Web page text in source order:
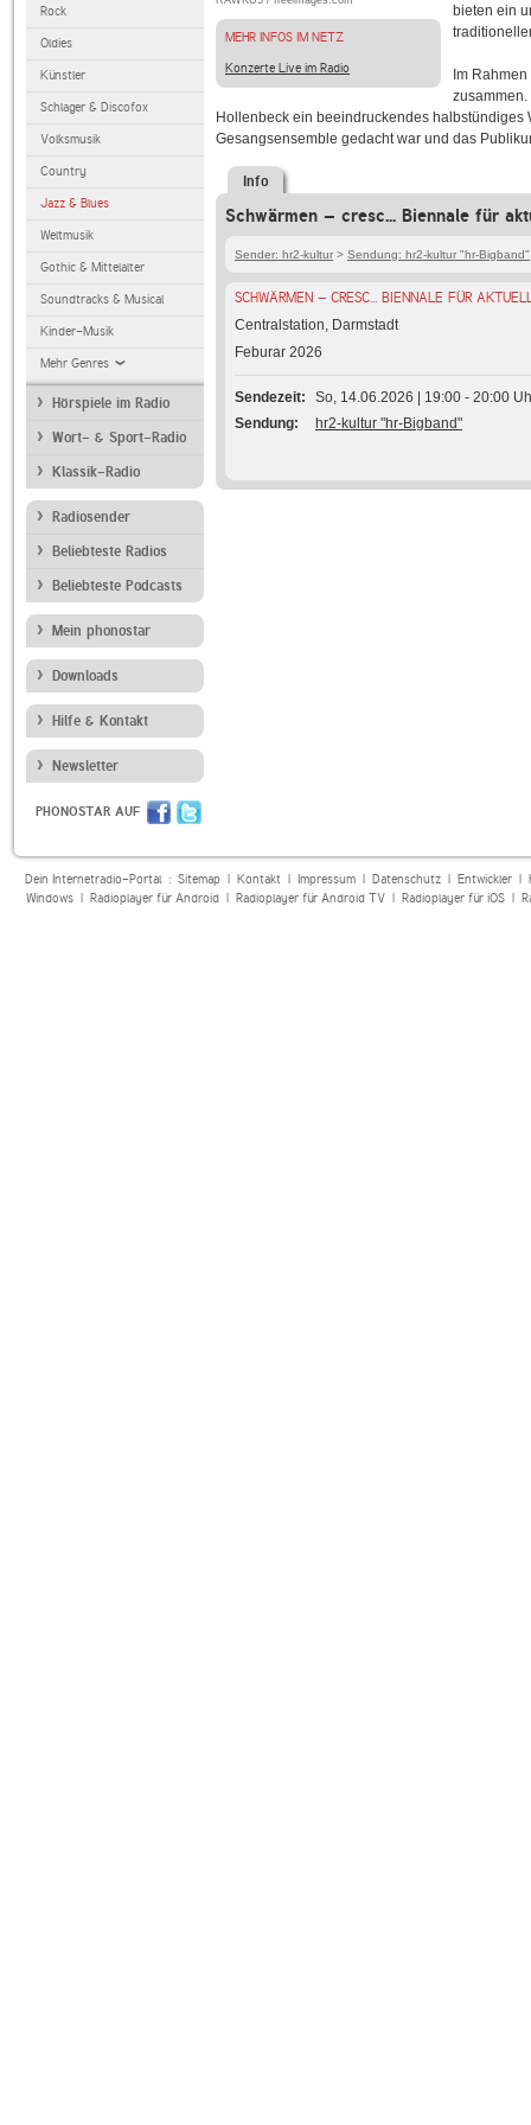
Rock
Oldies
Künstler
Schlager & Discofox
Volksmusik
Country
Jazz & Blues
Weltmusik
Gothic & Mittelalter
Soundtracks & Musical
Kinder-Musik
Mehr Genres
Hörspiele im Radio
Wort- & Sport-Radio
Klassik-Radio
Radiosender
Beliebteste Radios
Beliebteste Podcasts
Mein phonostar
Downloads
Hilfe & Kontakt
Newsletter
PHONOSTAR AUF
MEHR INFOS IM NETZ
Konzerte Live im Radio
bieten ein
Im
Hollenbeck ein beeindruckendes halbstündiges
Gesangsensemble gedacht war und das
Info
Schwärmen – cresc... Biennale für
Sender: hr2-kultur > Sendung: hr2-kultur "hr-Bigband"
SCHWÄRMEN – CRESC... BIENNALE FÜR
Centralstation, Darmstadt
Feburar 2026
Sendezeit
So, 14.06.2026 | 19:00 - 20:00
Sendung
hr2-kultur "hr-Bigband"
Dein Internetradio-Portal : Sitemap| Kontakt| Impressum| Datenschutz| Entwickler|
Windows| Radioplayer für Android| Radioplayer für Android TV| Radioplayer für iOS|